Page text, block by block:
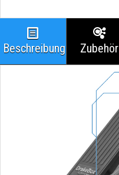
Beschreibung Zubehör